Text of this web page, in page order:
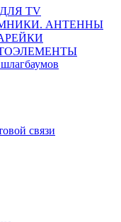
TV
АНТЕННЫ
связи